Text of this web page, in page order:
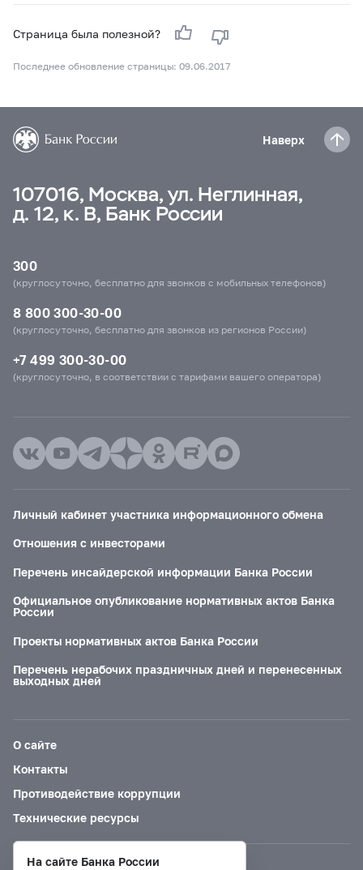
Страница была полезной?
Последнее обновление страницы: 09.06.2017
Наверх
107016, Москва, ул. Неглинная,
д. 12, к. В, Банк России
300
(круглосуточно, бесплатно для звонков с мобильных телефонов)
8 800 300-30-00
(круглосуточно, бесплатно для звонков из регионов России)
+7 499 300-30-00
(круглосуточно, в соответствии с тарифами вашего оператора)
Личный кабинет участника информационного обмена
Отношения с инвесторами
Перечень инсайдерской информации Банка России
Официальное опубликование нормативных актов Банка
России
Проекты нормативных актов Банка России
Перечень нерабочих праздничных дней и перенесенных
выходных дней
О сайте
Контакты
Противодействие коррупции
Технические ресурсы
На сайте Банка России